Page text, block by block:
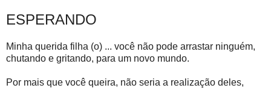
ESPERANDO
Minha querida filha (o) ... você não pode arrastar ninguém,
chutando e gritando, para um novo mundo.
Por mais que você queira, não seria a realização deles,